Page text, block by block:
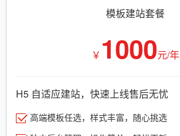
模板建站套餐
￥ 1000元/年
H5 自适应建站，快速上线售后无忧
高端模板任选，样式丰富，随心挑选